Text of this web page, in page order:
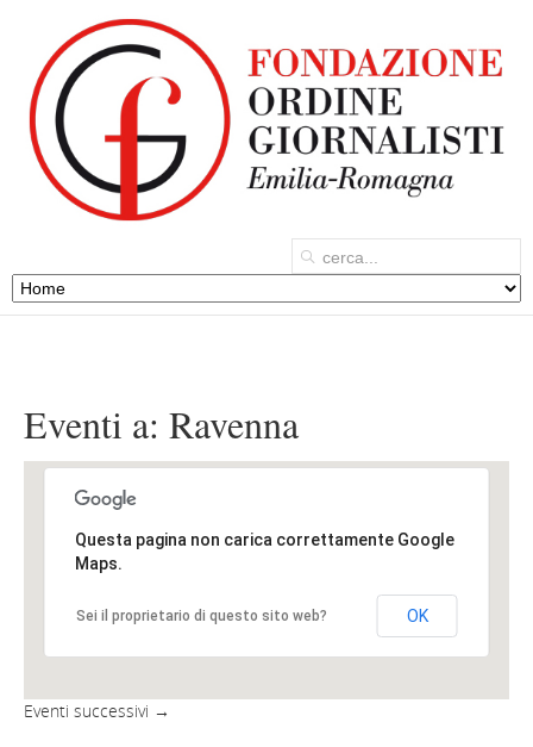
Eventi a: Ravenna
Questa pagina non carica correttamente Google
Maps.
Sei il proprietario di questo sito web? OK
Eventi successivi →